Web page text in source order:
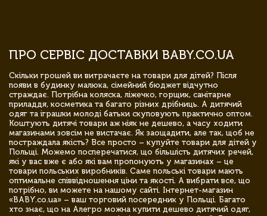
ПРО СЕРВІС ДОСТАВКИ BABY.CO.UA
Скільки грошей ви витрачаєте на товари для дітей? Після
появи в будинку малюка, сімейний бюджет відчутно
страждає. Потрібна коляска, ліжечко, горщик, санітарне
приладдя, косметика та багато різних дрібниць. А дитячий
одяг та іграшки молоді батьки скуповують практично оптом.
Коштують дитячі товари аж ніяк не дешево, а часу ходити
магазинами зовсім не вистачає. Як заощадити, але так, щоб не
постраждала якість? Все просто – купуйте товари для дітей у
Польщі. Можемо посперечатися, що більшість дитячих речей,
які у вас вже є або які вам пропонують у магазинах – це
товари польських виробників. Саме польські товари мають
оптимальне співвідношення ціни та якості. А вибрати все, що
потрібно, ви можете на нашому сайті. Інтернет-магазин
«BABY.co.ua» – ваш торговий посередник у Польщі. Багато
хто знає, що на Алегро можна купити дешево дитячий одяг,